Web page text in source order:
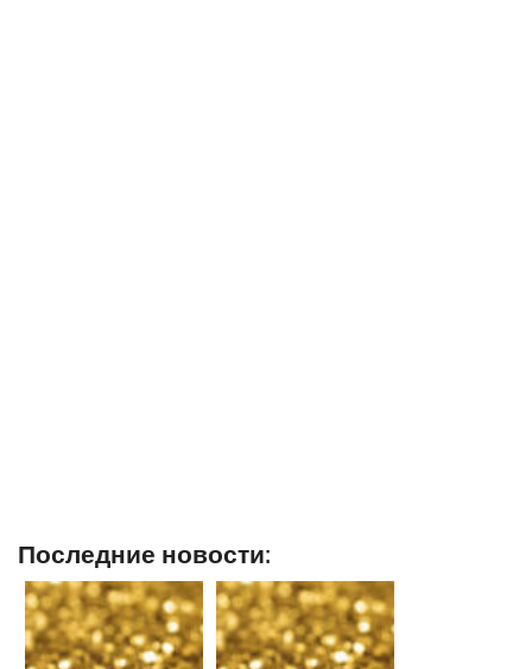
Последние новости: